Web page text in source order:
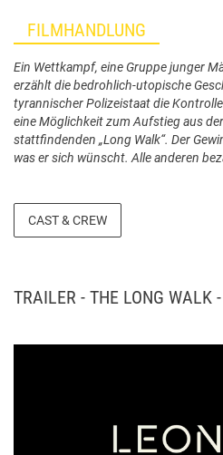
FILMHANDLUNG
Ein Wettkampf, eine Gruppe junger
erzählt die bedrohlich-utopische
tyrannischer Polizeistaat die
eine Möglichkeit zum Aufstieg aus
stattfindenden „Long Walk“. Der
was er sich wünscht. Alle anderen
CAST & CREW
TRAILER - THE LONG WALK